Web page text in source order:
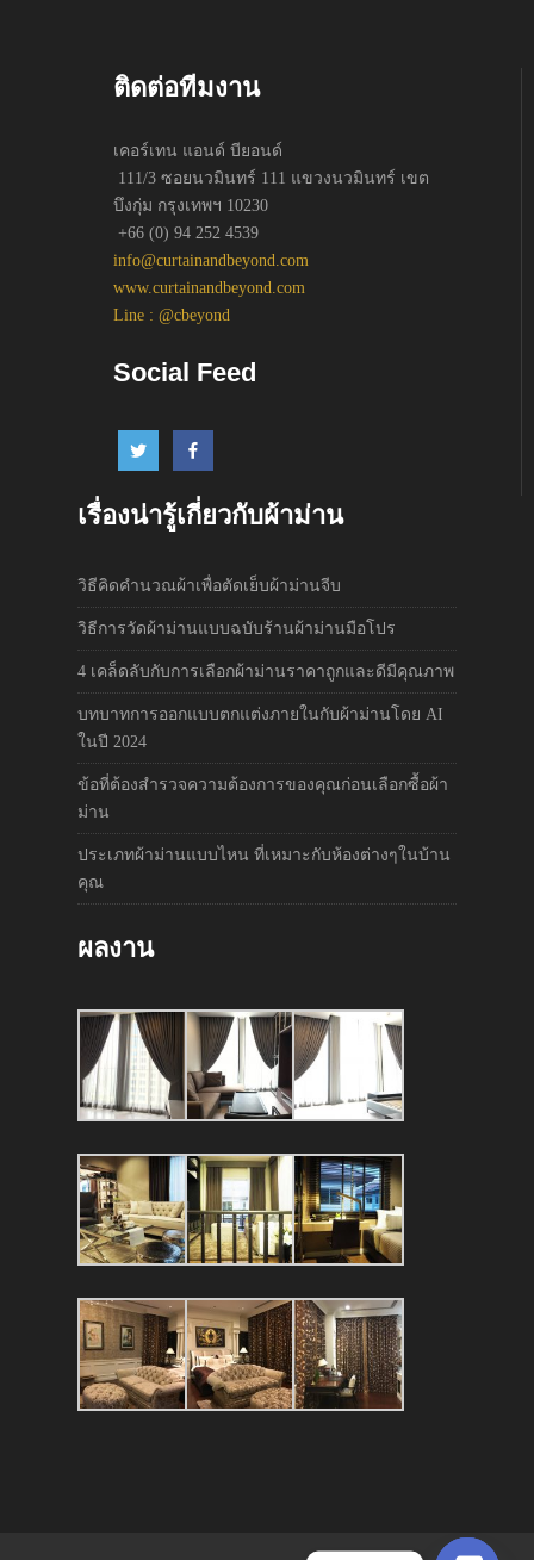
ติดต่อทีมงาน
เคอร์เทน แอนด์ บียอนด์
111/3 ซอยนวมินทร์ 111 แขวงนวมินทร์ เขต
บึงกุ่ม กรุงเทพฯ 10230
+66 (0) 94 252 4539
info@curtainandbeyond.com
www.curtainandbeyond.com
Line : @cbeyond
Social Feed
เรื่องน่ารู้เกี่ยวกับผ้าม่าน
วิธีคิดคำนวณผ้าเพื่อตัดเย็บผ้าม่านจีบ
วิธีการวัดผ้าม่านแบบฉบับร้านผ้าม่านมือโปร
4 เคล็ดลับกับการเลือกผ้าม่านราคาถูกและดีมีคุณภาพ
บทบาทการออกแบบตกแต่งภายในกับผ้าม่านโดย AI
ในปี 2024
ข้อที่ต้องสำรวจความต้องการของคุณก่อนเลือกซื้อผ้า
ม่าน
ประเภทผ้าม่านแบบไหน ที่เหมาะกับห้องต่างๆในบ้าน
คุณ
ผลงาน